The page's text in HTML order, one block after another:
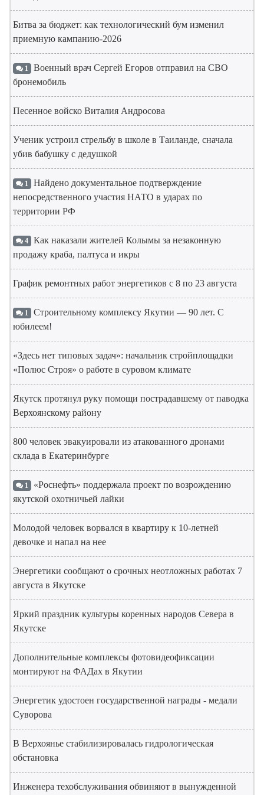
Битва за бюджет: как технологический бум изменил
приемную кампанию-2026
1 Военный врач Сергей Егоров отправил на СВО
бронемобиль
Песенное войско Виталия Андросова
Ученик устроил стрельбу в школе в Таиланде, сначала
убив бабушку с дедушкой
1 Найдено документальное подтверждение
непосредственного участия НАТО в ударах по
территории РФ
4 Как наказали жителей Колымы за незаконную
продажу краба, палтуса и икры
График ремонтных работ энергетиков с 8 по 23 августа
1 Строительному комплексу Якутии — 90 лет. С
юбилеем!
«Здесь нет типовых задач»: начальник стройплощадки
«Полюс Строя» о работе в суровом климате
Якутск протянул руку помощи пострадавшему от паводка
Верхоянскому району
800 человек эвакуировали из атакованного дронами
склада в Екатеринбурге
1 «Роснефть» поддержала проект по возрождению
якутской охотничьей лайки
Молодой человек ворвался в квартиру к 10-летней
девочке и напал на нее
Энергетики сообщают о срочных неотложных работах 7
августа в Якутске
Яркий праздник культуры коренных народов Севера в
Якутске
Дополнительные комплексы фотовидеофиксации
монтируют на ФАДах в Якутии
Энергетик удостоен государственной награды - медали
Суворова
В Верхоянье стабилизировалась гидрологическая
обстановка
Инженера техобслуживания обвиняют в вынужденной